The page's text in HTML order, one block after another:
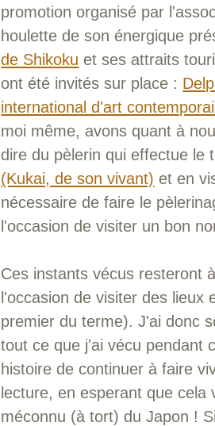
promotion organisé par
houlette de son énergique
de Shikoku et ses attraits
ont été invités sur place :
international d'art
moi même, avons quant à
dire du pèlerin qui effectue
(Kukai, de son vivant) et en
nécessaire de faire le
l'occasion de visiter un bon
Ces instants vécus resteront
l'occasion de visiter des
premier du terme). J'ai donc
tout ce que j'ai vécu pendant
histoire de continuer à faire
lecture, en esperant que
méconnu (à tort) du Japon !